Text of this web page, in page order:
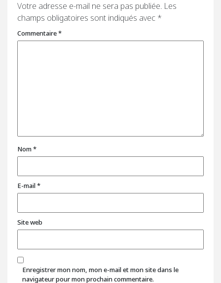
Votre adresse e-mail ne sera pas publiée. Les
champs obligatoires sont indiqués avec *
Commentaire*
Nom*
E-mail*
Site web
Enregistrer mon nom, mon e-mail et mon site dans le
navigateur pour mon prochain commentaire.